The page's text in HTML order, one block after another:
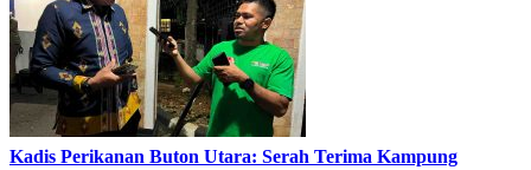
Kadis Perikanan Buton Utara: Serah Terima Kampung